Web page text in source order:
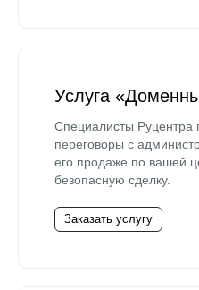
Услуга
Специалисты Руцентра
переговоры с
его продаже по вашей
безопасную сделку.
Заказать услугу